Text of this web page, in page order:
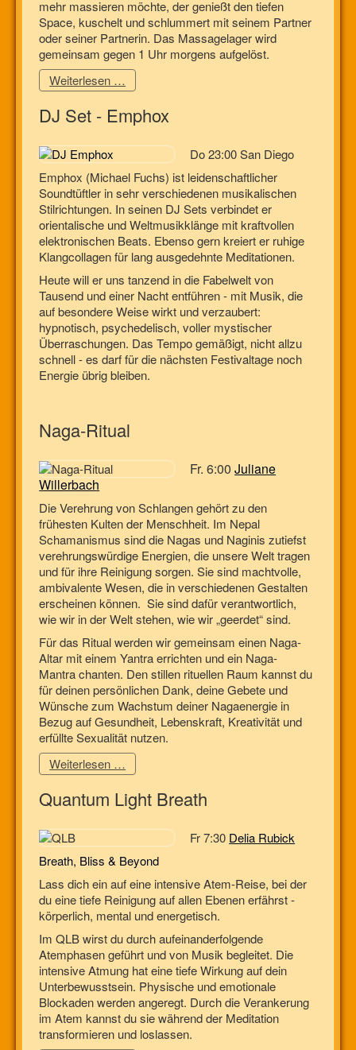
mehr massieren möchte, der genießt den tiefen
Space, kuschelt und schlummert mit seinem Partner
oder seiner Partnerin. Das Massagelager wird
gemeinsam gegen 1 Uhr morgens aufgelöst.
Weiterlesen …
DJ Set - Emphox
Do 23:00 San Diego
Emphox (Michael Fuchs) ist leidenschaftlicher
Soundtüftler in sehr verschiedenen musikalischen
Stilrichtungen. In seinen DJ Sets verbindet er
orientalische und Weltmusikklänge mit kraftvollen
elektronischen Beats. Ebenso gern kreiert er ruhige
Klangcollagen für lang ausgedehnte Meditationen.
Heute will er uns tanzend in die Fabelwelt von
Tausend und einer Nacht entführen - mit Musik, die
auf besondere Weise wirkt und verzaubert:
hypnotisch, psychedelisch, voller mystischer
Überraschungen. Das Tempo gemäßigt, nicht allzu
schnell - es darf für die nächsten Festivaltage noch
Energie übrig bleiben.
Naga-Ritual
Fr. 6:00Juliane
Willerbach
Die Verehrung von Schlangen gehört zu den
frühesten Kulten der Menschheit. Im Nepal
Schamanismus sind die Nagas und Naginis zutiefst
verehrungswürdige Energien, die unsere Welt tragen
und für ihre Reinigung sorgen. Sie sind machtvolle,
ambivalente Wesen, die in verschiedenen Gestalten
erscheinen können. Sie sind dafür verantwortlich,
wie wir in der Welt stehen, wie wir „geerdet“ sind.
Für das Ritual werden wir gemeinsam einen Naga-
Altar mit einem Yantra errichten und ein Naga-
Mantra chanten. Den stillen rituellen Raum kannst du
für deinen persönlichen Dank, deine Gebete und
Wünsche zum Wachstum deiner Nagaenergie in
Bezug auf Gesundheit, Lebenskraft, Kreativität und
erfüllte Sexualität nutzen.
Weiterlesen …
Quantum Light Breath
Fr 7:30 Delia Rubick
Breath, Bliss & Beyond
Lass dich ein auf eine intensive Atem-Reise, bei der
du eine tiefe Reinigung auf allen Ebenen erfährst -
körperlich, mental und energetisch.
Im QLB wirst du durch aufeinanderfolgende
Atemphasen geführt und von Musik begleitet. Die
intensive Atmung hat eine tiefe Wirkung auf dein
Unterbewusstsein. Physische und emotionale
Blockaden werden angeregt. Durch die Verankerung
im Atem kannst du sie während der Meditation
transformieren und loslassen.